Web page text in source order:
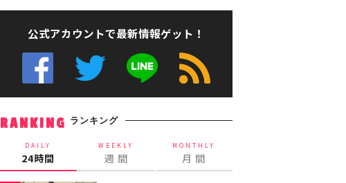
公式アカウントで最新情報ゲット！
RANKING ランキング
DAILY
24時間
WEEKLY
週 間
MONTHLY
月 間